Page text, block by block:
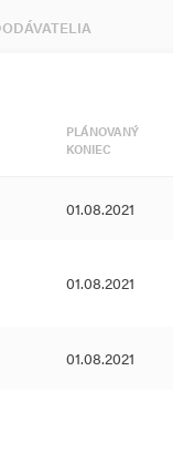
PLÁNOVANÝ
KONIEC
01.08.2021
01.08.2021
01.08.2021